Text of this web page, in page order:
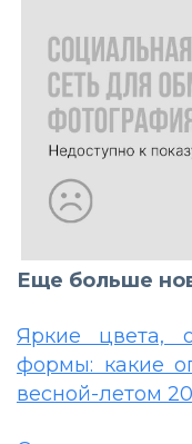
Еще больше
Яркие цвета,
формы: какие
весной-летом